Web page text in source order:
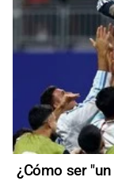
¿Cómo ser